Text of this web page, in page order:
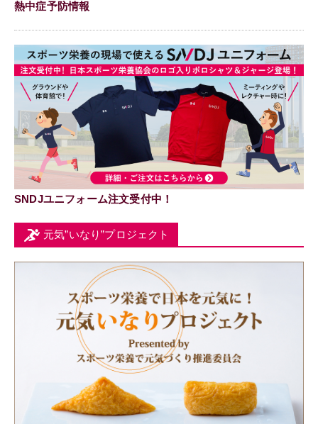
熱中症予防情報
SNDJユニフォーム注文受付中！
元気”いなり”プロジェクト